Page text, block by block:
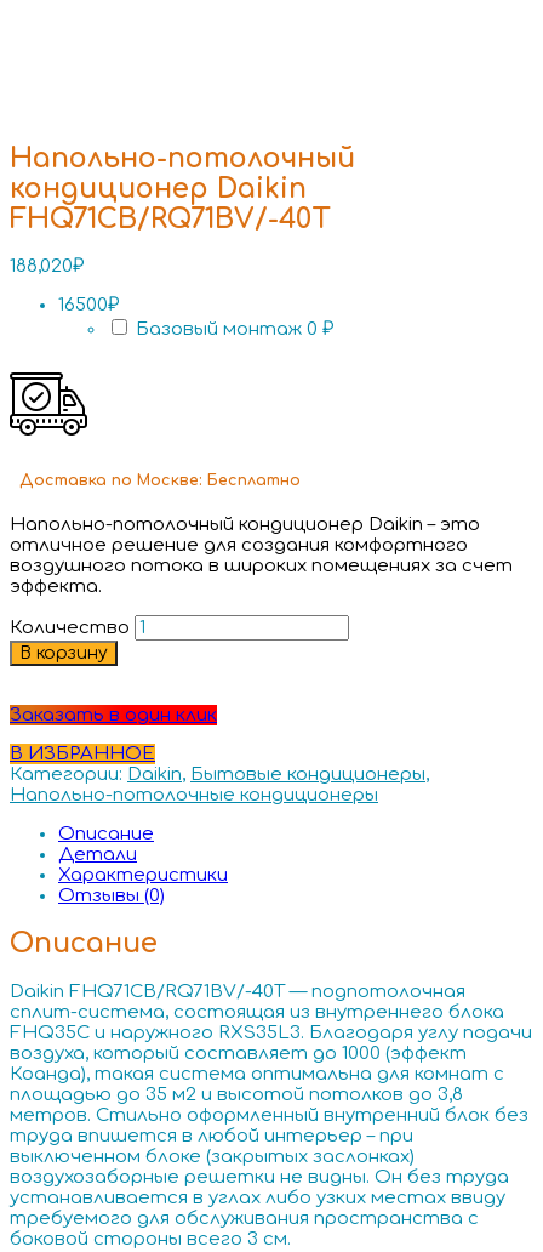
Напольно-потолочный
кондиционер Daikin
FHQ71CB/RQ71BV/-40T
188,020₽
16500₽
Базовый монтаж 0 ₽
Доставка по Москве: Бесплатно
Напольно-потолочный кондиционер Daikin – это
отличное решение для создания комфортного
воздушного потока в широких помещениях за счет
эффекта.
Количество
В корзину
Заказать в один клик
В ИЗБРАННОЕ
Категории: Daikin, Бытовые кондиционеры,
Напольно-потолочные кондиционеры
Описание
Детали
Характеристики
Отзывы (0)
Описание
Daikin FHQ71CB/RQ71BV/-40T — подпотолочная
сплит-система, состоящая из внутреннего блока
FHQ35C и наружного RXS35L3. Благодаря углу подачи
воздуха, который составляет до 1000 (эффект
Коанда), такая система оптимальна для комнат с
площадью до 35 м2 и высотой потолков до 3,8
метров. Стильно оформленный внутренний блок без
труда впишется в любой интерьер – при
выключенном блоке (закрытых заслонках)
воздухозаборные решетки не видны. Он без труда
устанавливается в углах либо узких местах ввиду
требуемого для обслуживания пространства с
боковой стороны всего 3 см.